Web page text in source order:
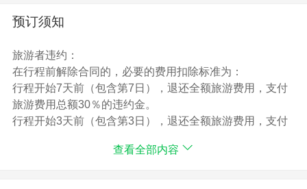
元/人/正餐：正餐餐标为综合打包价结算：赠送餐标，故
另有2个正餐30*2正=60元让导游帮忙代订团餐或自费品
尝当地特色小吃；
3、旅游车：景区空调旅游车（一人一座位、火车高铁站
到度假区往返国道,若K1快线车上高速）;该团为散客拼
团，如有等人、等车现象，敬请谅解！
门票任何证件均无退款）
预订须知
旅游者违约：
在行程前解除合同的，必要的费用扣除标准为：
行程开始7天前（包含第7日），退还全额旅游费用，支付
旅游费用总额30％的违约金。
行程开始3天前（包含第3日），退还全额旅游费用，支付
行程开始1天前（包含第当日），退还全额旅游费用，支付
查看全部内容